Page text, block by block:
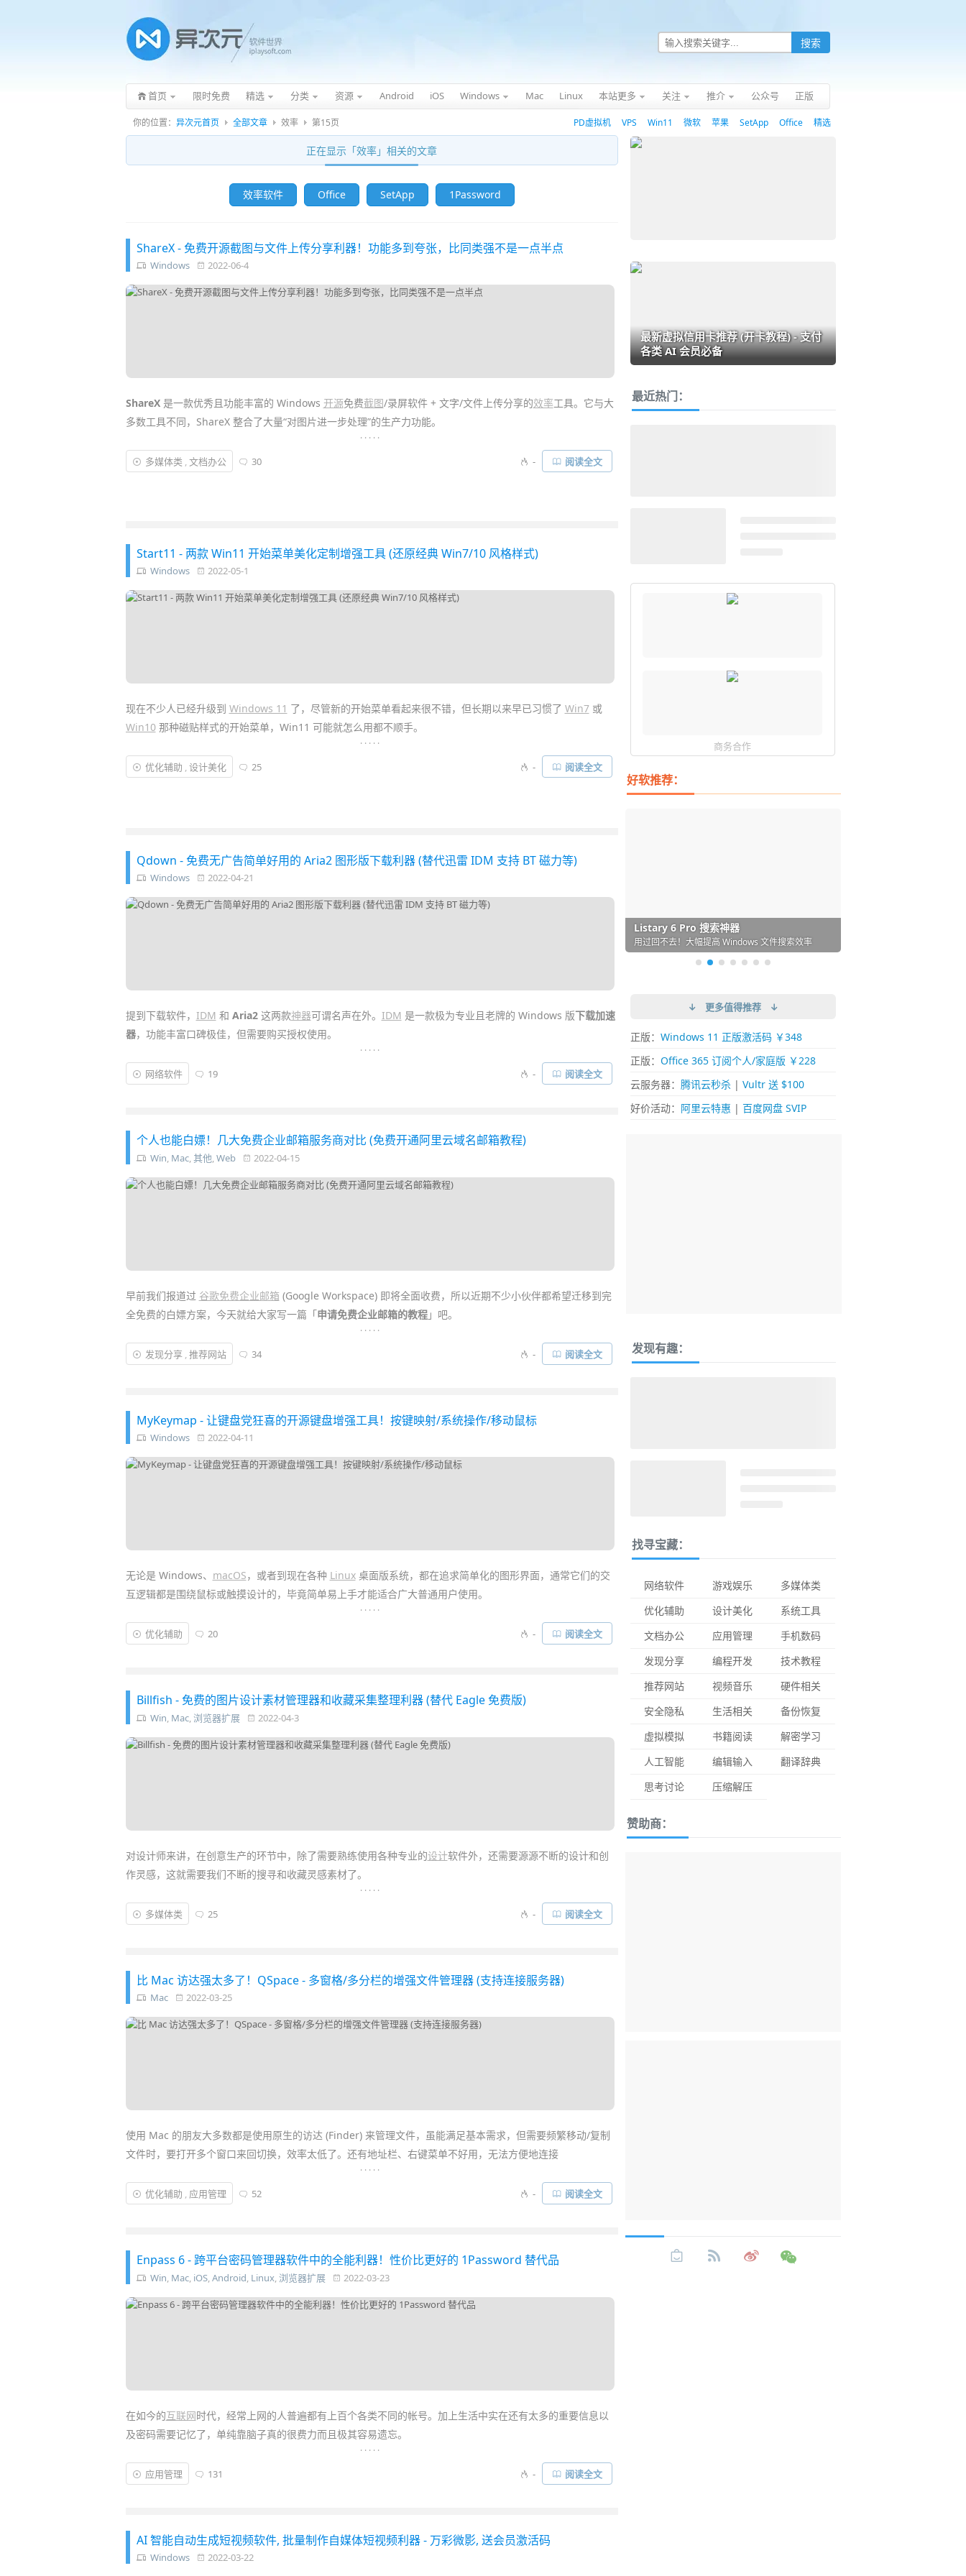
首页 限时免费 精选 分类 资源 Android iOS Windows Mac Linux 本站更多 关注 推介 公众号 正版
你的位置： 异次元首页 全部文章 效率 第15页 PD虚拟机 VPS Win11 微软 苹果 SetApp Office 精选
正在显示「效率」相关的文章
效率软件 Office SetApp 1Password
ShareX - 免费开源截图与文件上传分享利器！功能多到夸张，比同类强不是一点半点
Windows 2022-06-4
ShareX是一款优秀且功能丰富的 Windows 开源免费截图/录屏软件 + 文字/文件上传分享的效率工具。它与大
多数工具不同，ShareX 整合了大量“对图片进一步处理”的生产力功能。
功能上ShareX能用多到夸张来形容！除常见的截屏/录屏外，还有
/图像编辑/文字识别/上传等等，利用它
“截图后的动作”以及“上传后的动作”，可以打造属于自己的“工作流”，实现诸如：「一键截图+标注+上传到服务
. . . . .
多媒体类 ,文档办公 30 - 阅读全文
Start11 - 两款 Win11 开始菜单美化定制增强工具 (还原经典 Win7/10 风格样式)
Windows 2022-05-1
现在不少人已经升级到 Windows 11 了，尽管新的开始菜单看起来很不错，但长期以来早已习惯了 Win7或
Win10那种磁贴样式的开始菜单，Win11 可能就怎么用都不顺手。
其实我们也没必要逼自己去适应新的 ，所以如果你希望能将 Win11 改成自己以往习惯的经典开始菜单
样式，那么还是有方法的。比如使用
等菜单自定义工具，他们都能帮你定制成更适合
. . . . .
优化辅助 ,设计美化 25 - 阅读全文
Qdown - 免费无广告简单好用的 Aria2 图形版下载利器 (替代迅雷 IDM 支持 BT 磁力等)
Windows 2022-04-21
提到下载软件， IDM 和 Aria2这两款神器可谓名声在外。 IDM 是一款极为专业且老牌的 Windows 版下载加速
器，功能丰富口碑极佳，但需要购买授权使用。
而Aria2则是一款免费
的“命令行下载工具”，虽然下载能力超群，但却没有图形界面，一般人用起来实在太
麻烦。不过有不少开发者为 Aria2 制作了图形界面懒人整合版，比如异次元推荐过的
、PDM、Photon
. . . . .
网络软件 19 - 阅读全文
个人也能白嫖！几大免费企业邮箱服务商对比 (免费开通阿里云域名邮箱教程)
Win, Mac,其他,Web 2022-04-15
早前我们报道过 谷歌免费企业邮箱 (Google Workspace) 即将全面收费，所以近期不少小伙伴都希望迁移到完
全免费的白嫖方案，今天就给大家写一篇「申请免费企业邮箱的教程」吧。
其实，企业邮箱(域名邮箱) 并不是 用户专用的，对个人也很有实用价值！它的特点是可以绑定属于自己的
域名，比如异次元的 xxx@iplaysoft.com
，不仅能提升自己的品牌形象，也能避免邮箱被绑定在某一
. . . . .
发现分享,推荐网站 34 - 阅读全文
MyKeymap - 让键盘党狂喜的开源键盘增强工具！按键映射/系统操作/移动鼠标
Windows 2022-04-11
无论是 Windows、 macOS，或者到现在各种 Linux桌面版系统，都在追求简单化的图形界面，通常它们的交
互逻辑都是围绕鼠标或触摸设计的，毕竟简单易上手才能适合广大普通用户使用。
然而，对于经常要 写作
才是更高的追求！所
以如果一些常用的电脑操作都能用键盘“闪电般解决”，双手不必频繁离开键盘，那对效率的提高是很可观！于是
. . . . .
优化辅助 20 - 阅读全文
Billfish - 免费的图片设计素材管理器和收藏采集整理利器 (替代 Eagle 免费版)
Win, Mac,浏览器扩展 2022-04-3
对设计师来讲，在创意生产的环节中，除了需要熟练使用各种专业的设计软件外，还需要源源不断的设计和创
作灵感，这就需要我们不断的搜寻和收藏灵感素材了。
但往往大量的 图片 、照片、
，常常“混乱不堪”，使
用过后就遗忘在电脑某个角落里，下次要使用时也没法快速找到，效率很低。因此，一款专业好用的素材管理
. . . . .
多媒体类 25 - 阅读全文
比 Mac 访达强太多了！QSpace - 多窗格/多分栏的增强文件管理器 (支持连接服务器)
Mac 2022-03-25
使用 Mac 的朋友大多数都是使用原生的访达 (Finder) 来管理文件，虽能满足基本需求，但需要频繁移动/复制
文件时，要打开多个窗口来回切换，效率太低了。还有地址栏、右键菜单不好用，无法方便地连接
如果你曾用过 Windows 经典老软 TC、Q-Dir 之类的分栏管理器，那么肯定也希望在 Mac 上用到类似的。而
. . . . .
优化辅助 , 应用管理 52 - 阅读全文
Enpass 6 - 跨平台密码管理器软件中的全能利器！性价比更好的 1Password 替代品
Win, Mac, iOS,Android, Linux,浏览器扩展 2022-03-23
在如今的互联网时代，经常上网的人普遍都有上百个各类不同的帐号。加上生活中实在还有太多的重要信息以
及密码需要记忆了，单纯靠脑子真的很费力而且极其容易遗忘。
然而如果用千篇一律的
泄露，你其他账号就容易被人一锅端，因此我们之
前给大家推荐过《
》的方法。不过这仍不足以舒心，你还需要一款安全可靠，而
. . . . .
应用管理 131 - 阅读全文
AI 智能自动生成短视频软件, 批量制作自媒体短视频利器 - 万彩微影, 送会员激活码
Windows 2022-03-22
最新虚拟信用卡推荐 (开卡教程) - 支付
各类 AI 会员必备
最近热门：
商务合作
好软推荐：
IDM 必备的下载神器
超强的 Windows 平台下载工具
Listary 6 Pro 搜索神器
用过回不去！大幅提高 Windows 文件搜索效率
Fences 桌面图标自动整理/美化神器
懒人必备！图标再多桌面也不再凌乱！
Parallels Desktop 虚拟机
在 Mac 上流畅运行 Windows (支持 M 芯片)
Downie 下载网络视频的神器 (Mac)
一键下视频，超简单好用！谁用谁知道
Typora - 极简好用的 Markdown 编辑器
颠覆写作体验！跨平台支持 Win / Mac
↓ 更多值得推荐 ↓
正版： Windows 11 正版激活码 ￥348
正版： Office 365 订阅个人/家庭版 ￥228
云服务器： 腾讯云秒杀| Vultr 送 $100
好价活动： 阿里云特惠 | 百度网盘 SVIP
发现有趣：
找寻宝藏：
网络软件 游戏娱乐
多媒体类
优化辅助
设计美化
系统工具
文档办公
应用管理
手机数码
发现分享
编程开发
技术教程
推荐网站
视频音乐
硬件相关
安全隐私
生活相关
备份恢复
虚拟模拟
书籍阅读
解密学习
人工智能
编辑输入
翻译辞典
思考讨论
压缩解压
赞助商：